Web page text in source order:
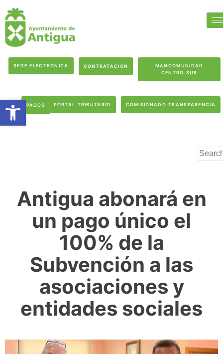
SEDE ELECTRÓNICA CONTRATACIÓN
MANCOMUNIDAD
CENTRO SUR
PAGOS PORTAL TRIBUTARIO COMISIONADO TRANSPARENCIA
Antigua abonará en
un pago único el
100% de la
Subvención a las
asociaciones y
entidades sociales
Abrir barra de herramientas